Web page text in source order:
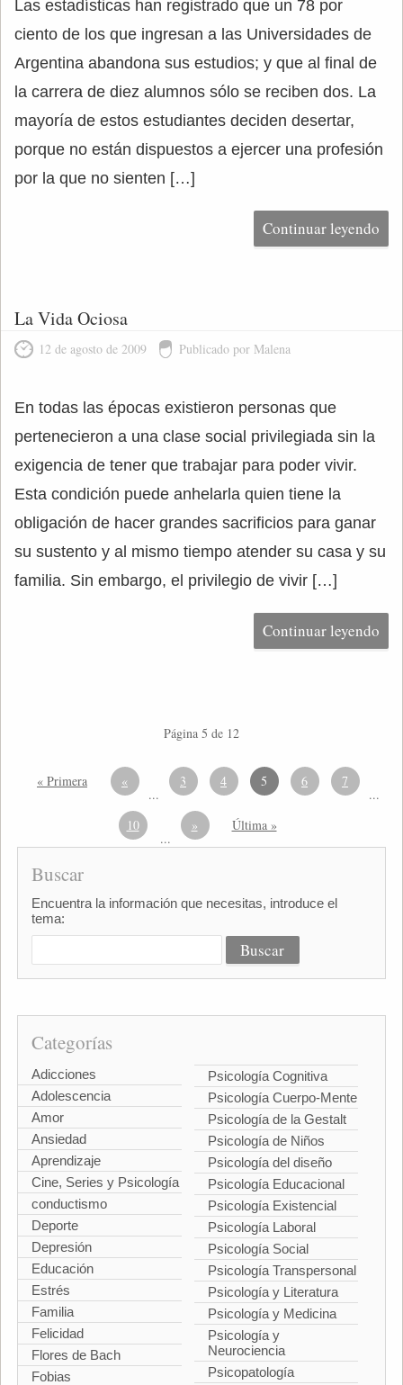
Las estadísticas han registrado que un 78 por
ciento de los que ingresan a las Universidades de
Argentina abandona sus estudios; y que al final de
la carrera de diez alumnos sólo se reciben dos. La
mayoría de estos estudiantes deciden desertar,
porque no están dispuestos a ejercer una profesión
por la que no sienten […]
Continuar leyendo
La Vida Ociosa
12 de agosto de 2009 Publicado por Malena
En todas las épocas existieron personas que
pertenecieron a una clase social privilegiada sin la
exigencia de tener que trabajar para poder vivir.
Esta condición puede anhelarla quien tiene la
obligación de hacer grandes sacrificios para ganar
su sustento y al mismo tiempo atender su casa y su
familia. Sin embargo, el privilegio de vivir […]
Continuar leyendo
Página 5 de 12
« Primera «
...
3 4 5 6 7
...
10
...
» Última »
Buscar
Encuentra la información que necesitas, introduce el
tema:
Categorías
Adicciones
Adolescencia
Amor
Ansiedad
Aprendizaje
Cine, Series y Psicología
conductismo
Deporte
Depresión
Educación
Estrés
Familia
Felicidad
Flores de Bach
Fobias
Psicología Cognitiva
Psicología Cuerpo-Mente
Psicología de la Gestalt
Psicología de Niños
Psicología del diseño
Psicología Educacional
Psicología Existencial
Psicología Laboral
Psicología Social
Psicología Transpersonal
Psicología y Literatura
Psicología y Medicina
Psicología y
Neurociencia
Psicopatología